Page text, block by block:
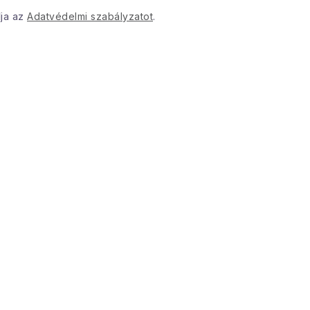
az Adatvédelmi szabályzatot.